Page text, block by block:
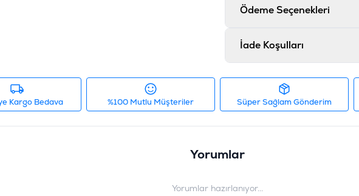
Yaprakları, Taze Kara Lahana,
Mersini,, Bütün Saskatoon
Analiz
Ham Protein %40, Ham Yağ %15,
%1,1, Omega - 6 Yağ Asitleri %2,
Pantotenat 60 mg/kg, Vitamin
Ürün Filtreleri
Ödeme Seçenekleri
İade Koşulları
Kargo Bedava %100 Mutlu Müşteriler Süper Sağlam Gönderim
Yorumlar
Yorumlar hazırlanıyor...